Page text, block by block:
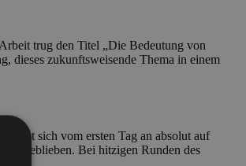
trug den Titel „Die Bedeutung von
dieses zukunftsweisende Thema in einem
sich vom ersten Tag an absolut auf
geblieben. Bei hitzigen Runden des